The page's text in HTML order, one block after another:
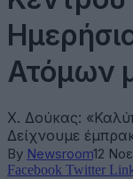
Ατόμων
Χ. Δούκας:
Δείχνουμε
By Newsroom12
Facebook Twitter